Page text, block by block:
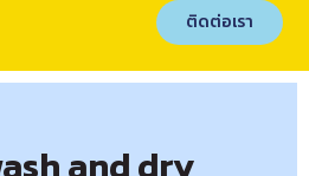
ติดต่อเรา